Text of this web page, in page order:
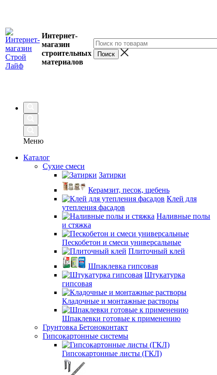
Интернет-
магазин
строительных
материалов
Меню
Каталог
Сухие смеси
Затирки
Керамзит, песок, щебень
Клей для
утепления фасадов
Наливные полы
и стяжка
Пескобетон и смеси универсальные
Плиточный клей
Шпаклевка гипсовая
Штукатурка
гипсовая
Кладочные и монтажные растворы
Шпаклевки готовые к применению
Грунтовка Бетоноконтакт
Гипсокартонные системы
Гипсокартонные листы (ГКЛ)